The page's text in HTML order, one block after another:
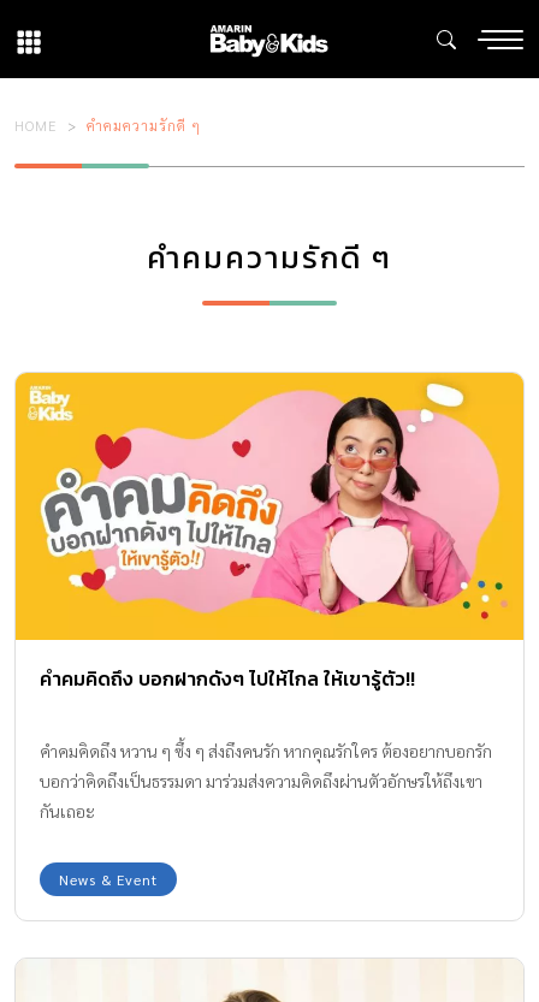
HOME คำคมความรักดี ๆ
คำคมความรักดี ๆ
คำคมคิดถึง บอกฝากดังๆ ไปให้ไกล ให้เขารู้ตัว!!
คำคมคิดถึง หวาน ๆ ซึ้ง ๆ ส่งถึงคนรัก หากคุณรักใคร ต้องอยากบอกรัก
บอกว่าคิดถึงเป็นธรรมดา มาร่วมส่งความคิดถึงผ่านตัวอักษรให้ถึงเขา
กันเถอะ
News & Event